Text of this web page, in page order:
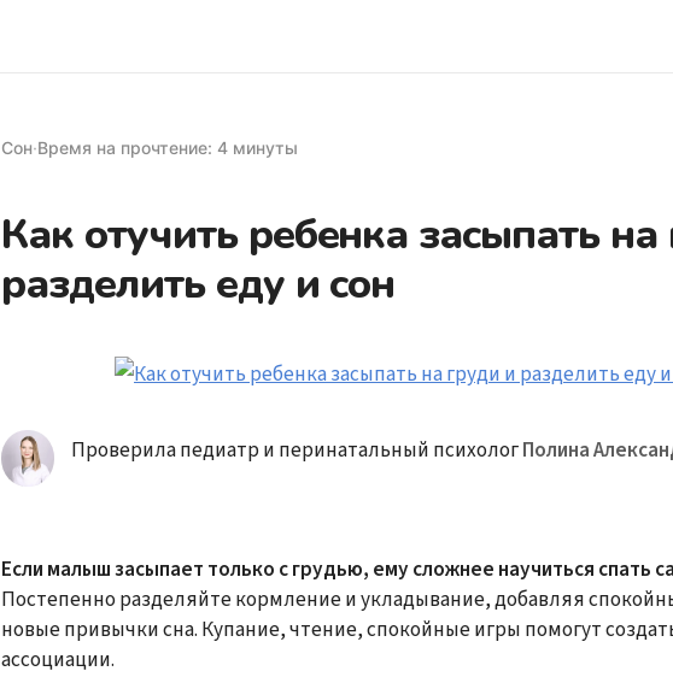
Сон·Время на прочтение: 4 минуты
Как отучить ребенка засыпать на
разделить еду и сон
Проверила педиатр и перинатальный психологПолина
Если малыш засыпает только с грудью, ему сложнее научиться спать
Постепенно разделяйте кормление и укладывание, добавляя
новые привычки сна. Купание, чтение, спокойные игры помогут
ассоциации.